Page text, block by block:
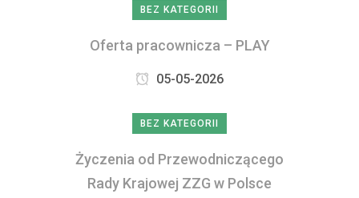
BEZ KATEGORII
Oferta pracownicza – PLAY
05-05-2026
BEZ KATEGORII
Życzenia od Przewodniczącego
Rady Krajowej ZZG w Polsce